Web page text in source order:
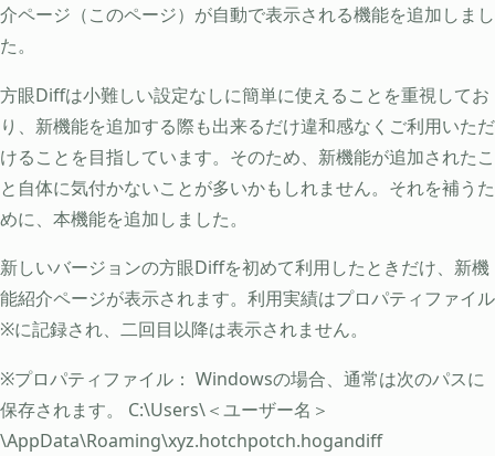
介ページ（このページ）が自動で表示される機能を追加しまし
た。
方眼Diffは小難しい設定なしに簡単に使えることを重視してお
り、新機能を追加する際も出来るだけ違和感なくご利用いただ
けることを目指しています。そのため、新機能が追加されたこ
と自体に気付かないことが多いかもしれません。それを補うた
めに、本機能を追加しました。
新しいバージョンの方眼Diffを初めて利用したときだけ、新機
能紹介ページが表示されます。利用実績はプロパティファイル
※に記録され、二回目以降は表示されません。
※プロパティファイル： Windowsの場合、通常は次のパスに
保存されます。 C:\Users\＜ユーザー名＞
\AppData\Roaming\xyz.hotchpotch.hogandiff